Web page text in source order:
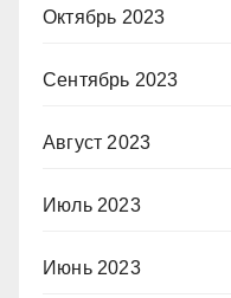
Октябрь 2023
Сентябрь 2023
Август 2023
Июль 2023
Июнь 2023